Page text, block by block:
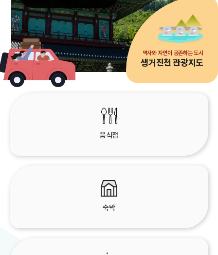
역사와 자연이 공존하는 도시
생거진천 관광지도
음식점
숙박